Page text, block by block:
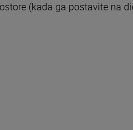
(kada ga postavite na